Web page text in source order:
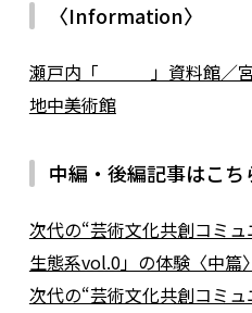
〈Information〉
瀬戸内「 」資料館／宮
地中美術館
中編・後編記事はこち
次代の“芸術文化共創コミ
生態系vol.0」の体験〈中篇〉
次代の“芸術文化共創コミ